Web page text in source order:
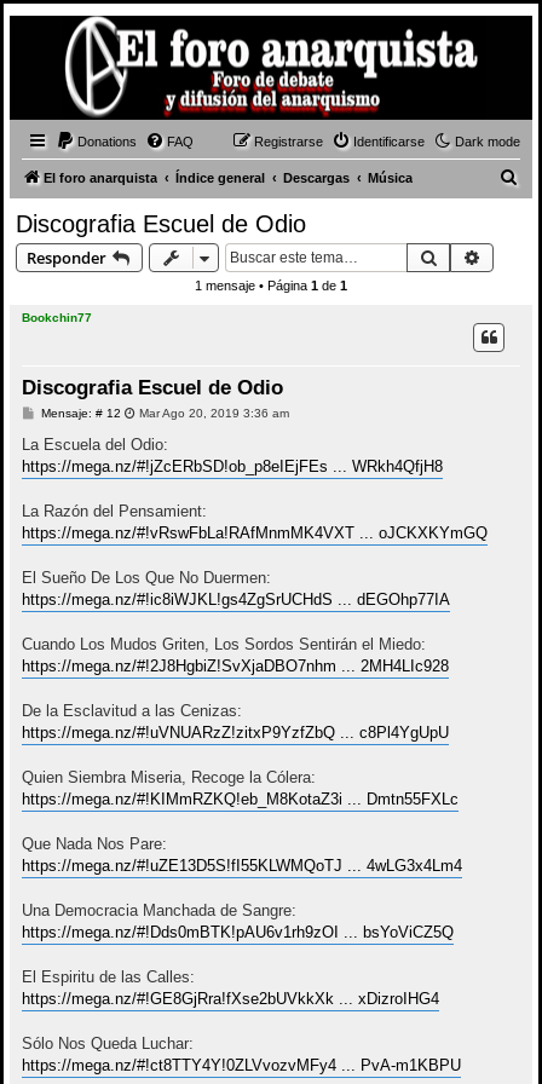
Dark mode
Donations FAQ Identificarse
Registrarse
El foro anarquista Índice general Descargas Música
Discografia Escuel de Odio
Responder Buscar
1 mensaje • Página 1 de 1
Bookchin77
Discografia Escuel de Odio
Mensaje: # 12M
n
a
Mar Ago 20, 2019 3:36 am
La Escuela del Odio:
https://mega.nz/#!jZcERbSD!ob_p8eIEjFEs ... WRkh4QfjH8
La Razón del Pensamient:
https://mega.nz/#!vRswFbLa!RAfMnmMK4VXT ... oJCKXKYmGQ
El Sueño De Los Que No Duermen:
https://mega.nz/#!ic8iWJKL!gs4ZgSrUCHdS ... dEGOhp77IA
Cuando Los Mudos Griten, Los Sordos Sentirán el Miedo:
https://mega.nz/#!2J8HgbiZ!SvXjaDBO7nhm ... 2MH4LIc928
De la Esclavitud a las Cenizas:
https://mega.nz/#!uVNUARzZ!zitxP9YzfZbQ ... c8Pl4YgUpU
Quien Siembra Miseria, Recoge la Cólera:
https://mega.nz/#!KIMmRZKQ!eb_M8KotaZ3i ... Dmtn55FXLc
Que Nada Nos Pare:
https://mega.nz/#!uZE13D5S!fI55KLWMQoTJ ... 4wLG3x4Lm4
Una Democracia Manchada de Sangre:
https://mega.nz/#!Dds0mBTK!pAU6v1rh9zOI ... bsYoViCZ5Q
El Espiritu de las Calles:
https://mega.nz/#!GE8GjRra!fXse2bUVkkXk ... xDizroIHG4
Sólo Nos Queda Luchar:
https://mega.nz/#!ct8TTY4Y!0ZLVvozvMFy4 ... PvA-m1KBPU